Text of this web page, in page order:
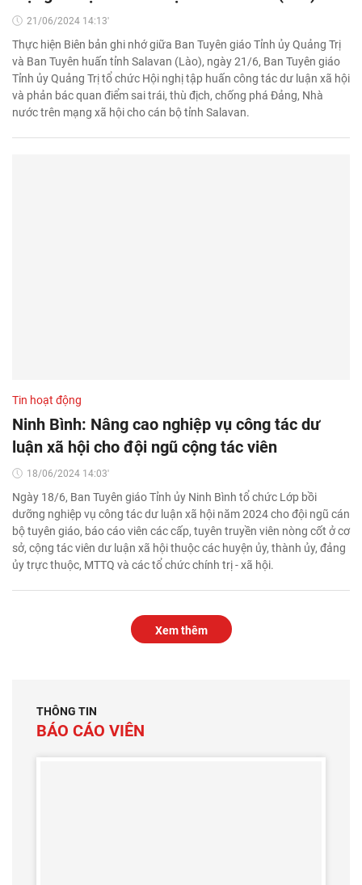
21/06/2024 14:13'
Thực hiện Biên bản ghi nhớ giữa Ban Tuyên giáo Tỉnh ủy Quảng Trị
và Ban Tuyên huấn tỉnh Salavan (Lào), ngày 21/6, Ban Tuyên giáo
Tỉnh ủy Quảng Trị tổ chức Hội nghị tập huấn công tác dư luận xã hội
và phản bác quan điểm sai trái, thù địch, chống phá Đảng, Nhà
nước trên mạng xã hội cho cán bộ tỉnh Salavan.
Tin hoạt động
Ninh Bình: Nâng cao nghiệp vụ công tác dư
luận xã hội cho đội ngũ cộng tác viên
18/06/2024 14:03'
Ngày 18/6, Ban Tuyên giáo Tỉnh ủy Ninh Bình tổ chức Lớp bồi
dưỡng nghiệp vụ công tác dư luận xã hội năm 2024 cho đội ngũ cán
bộ tuyên giáo, báo cáo viên các cấp, tuyên truyền viên nòng cốt ở cơ
sở, cộng tác viên dư luận xã hội thuộc các huyện ủy, thành ủy, đảng
ủy trực thuộc, MTTQ và các tổ chức chính trị - xã hội.
Xem thêm
THÔNG TIN
BÁO CÁO VIÊN